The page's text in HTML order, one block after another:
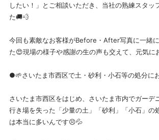
したい！」とご相談いただき、当社の熟練スタッ
た🚚💨
今回も素敵なお客様がBefore・After写真に一緒
た😍現場の様子や感謝の生の声も交えて、元気に
●🌱さいたま市西区で土・砂利・小石等の処分に
さいたま市西区をはじめ、さいたま市内でガーデ
行き場を失った「少量の土」「砂利」「小石」の
は本当に多いんです😣💦